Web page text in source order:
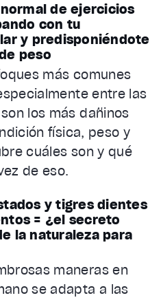
de ejercicios
con tu
y predisponiéndote
peso
más comunes
entre las
los más dañinos
física, peso y
cuáles son y qué
de eso.
y tigres dientes
= ¿el secreto
la naturaleza para
maneras en
se adapta a las